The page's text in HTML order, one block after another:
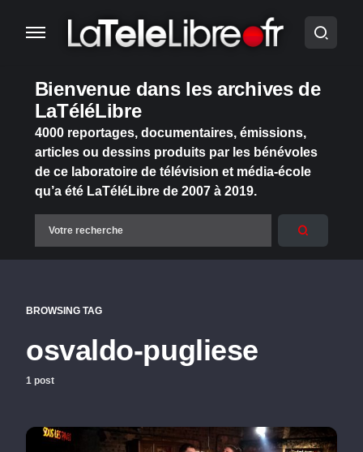
Bienvenue dans les archives de
LaTéléLibre
4000 reportages, documentaires, émissions,
articles ou dessins produits par les bénévoles
de ce laboratoire de télévision et média-école
qu’a été LaTéléLibre de 2007 à 2019.
BROWSING TAG
osvaldo-pugliese
1 post